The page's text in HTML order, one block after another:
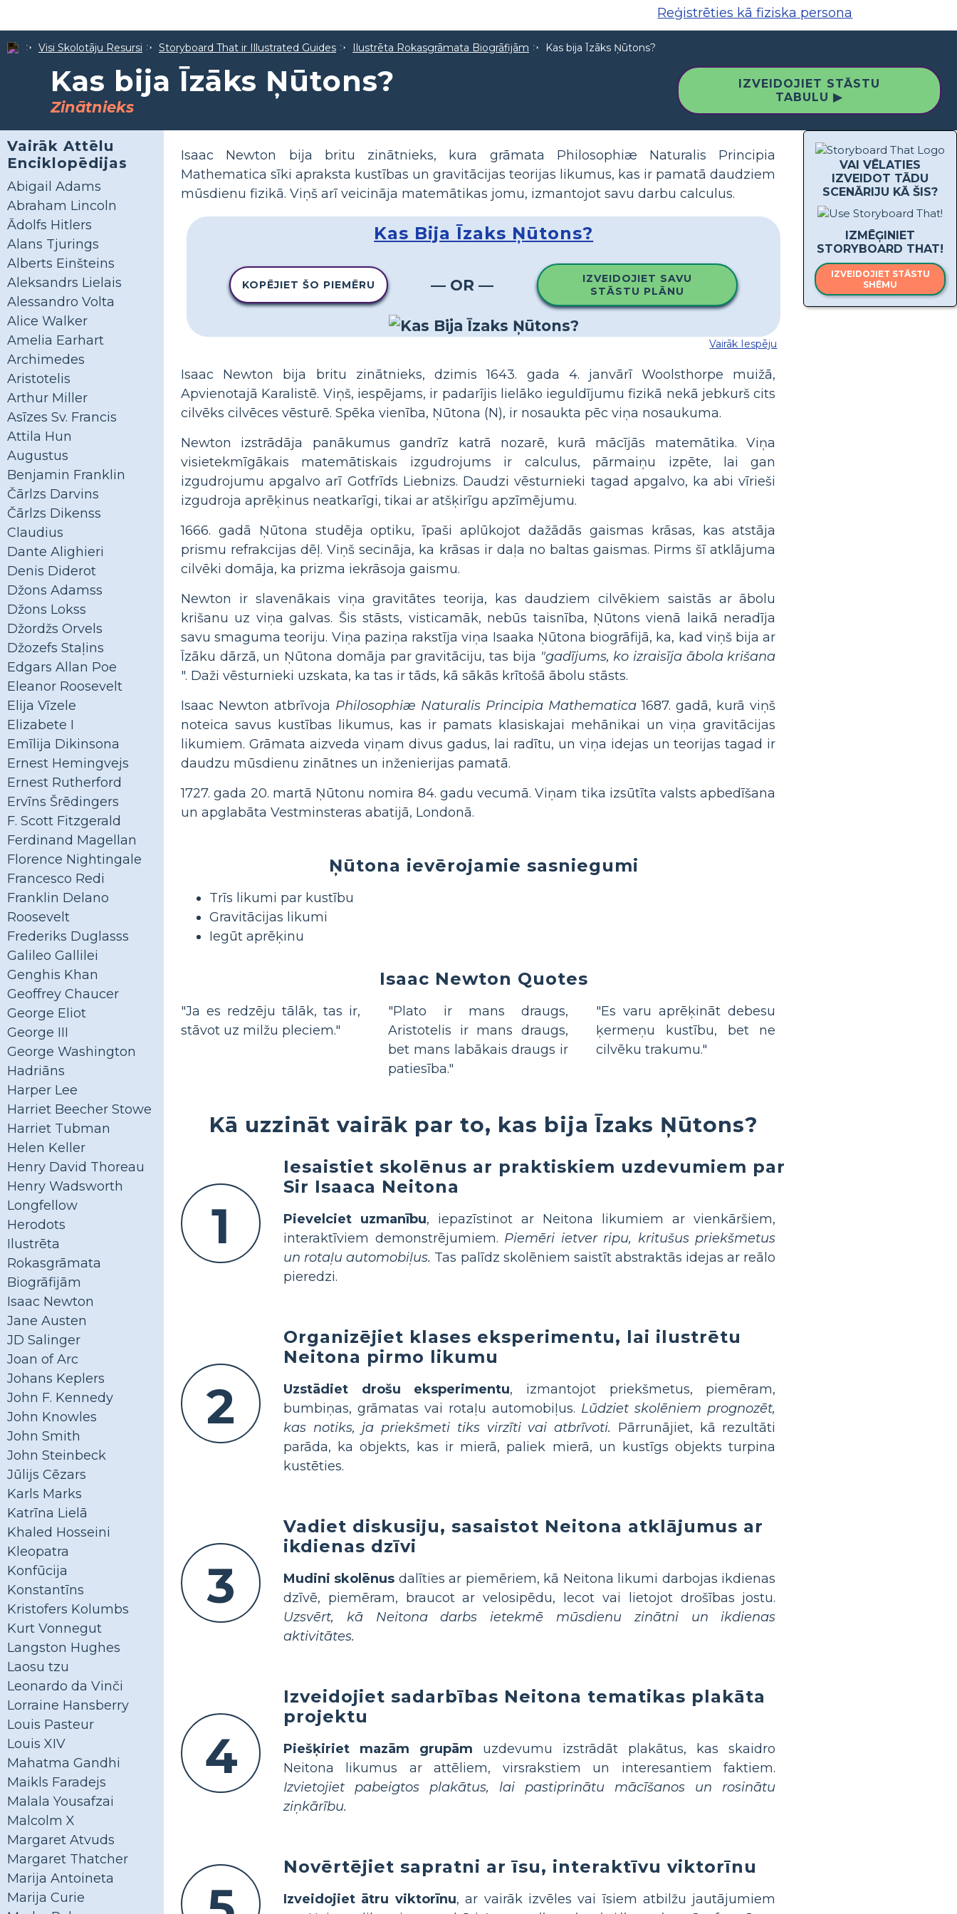
Reģistrēties kā fiziska persona
Visi Skolotāju Resursi Storyboard That ir Illustrated Guides Ilustrēta Rokasgrāmata Biogrāfijām Kas bija Īzāks Ņūtons?
Kas bija Īzāks Ņūtons?
Zinātnieks
IZVEIDOJIET STĀSTU
TABULU ▶
Vairāk Attēlu
Enciklopēdijas
Abigail Adams
Abraham Lincoln
Ādolfs Hitlers
Alans Tjurings
Alberts Einšteins
Aleksandrs Lielais
Alessandro Volta
Alice Walker
Amelia Earhart
Archimedes
Aristotelis
Arthur Miller
Asīzes Sv. Francis
Attila Hun
Augustus
Benjamin Franklin
Čārlzs Darvins
Čārlzs Dikenss
Claudius
Dante Alighieri
Denis Diderot
Džons Adamss
Džons Lokss
Džordžs Orvels
Džozefs Staļins
Edgars Allan Poe
Eleanor Roosevelt
Elija Vīzele
Elizabete I
Emīlija Dikinsona
Ernest Hemingvejs
Ernest Rutherford
Ervīns Šrēdingers
F. Scott Fitzgerald
Ferdinand Magellan
Florence Nightingale
Francesco Redi
Franklin Delano
Roosevelt
Frederiks Duglasss
Galileo Gallilei
Genghis Khan
Geoffrey Chaucer
George Eliot
George III
George Washington
Hadriāns
Harper Lee
Harriet Beecher Stowe
Harriet Tubman
Helen Keller
Henry David Thoreau
Henry Wadsworth
Longfellow
Herodots
Ilustrēta
Rokasgrāmata
Biogrāfijām
Isaac Newton
Jane Austen
JD Salinger
Joan of Arc
Johans Keplers
John F. Kennedy
John Knowles
John Smith
John Steinbeck
Jūlijs Cēzars
Karls Marks
Katrīna Lielā
Khaled Hosseini
Kleopatra
Konfūcija
Konstantīns
Kristofers Kolumbs
Kurt Vonnegut
Langston Hughes
Laosu tzu
Leonardo da Vinči
Lorraine Hansberry
Louis Pasteur
Louis XIV
Mahatma Gandhi
Maikls Faradejs
Malala Yousafzai
Malcolm X
Margaret Atvuds
Margaret Thatcher
Marija Antoineta
Marija Curie
VAI VĒLATIES
IZVEIDOT TĀDU
SCENĀRIJU KĀ ŠIS?
IZMĒĢINIET
STORYBOARD THAT!
IZVEIDOJIET STĀSTU
SHĒMU
Isaac Newton bija britu zinātnieks, kura grāmata Philosophiæ Naturalis Principia
Mathematica sīki apraksta kustības un gravitācijas teorijas likumus, kas ir pamatā daudziem
mūsdienu fizikā. Viņš arī veicināja matemātikas jomu, izmantojot savu darbu calculus.
Kas Bija Īzaks Ņūtons?
KOPĒJIET ŠO PIEMĒRU — OR —
IZVEIDOJIET SAVU
STĀSTU PLĀNU
Vairāk Iespēju
Isaac Newton bija britu zinātnieks, dzimis 1643. gada 4. janvārī Woolsthorpe muižā,
Apvienotajā Karalistē. Viņš, iespējams, ir padarījis lielāko ieguldījumu fizikā nekā jebkurš cits
cilvēks cilvēces vēsturē. Spēka vienība, Ņūtona (N), ir nosaukta pēc viņa nosaukuma.
Newton izstrādāja panākumus gandrīz katrā nozarē, kurā mācījās matemātika. Viņa
visietekmīgākais matemātiskais izgudrojums ir calculus, pārmaiņu izpēte, lai gan
izgudrojumu apgalvo arī Gotfrīds Liebnizs. Daudzi vēsturnieki tagad apgalvo, ka abi vīrieši
izgudroja aprēķinus neatkarīgi, tikai ar atšķirīgu apzīmējumu.
1666. gadā Ņūtona studēja optiku, īpaši aplūkojot dažādās gaismas krāsas, kas atstāja
prismu refrakcijas dēļ. Viņš secināja, ka krāsas ir daļa no baltas gaismas. Pirms šī atklājuma
cilvēki domāja, ka prizma iekrāsoja gaismu.
Newton ir slavenākais viņa gravitātes teorija, kas daudziem cilvēkiem saistās ar ābolu
krišanu uz viņa galvas. Šis stāsts, visticamāk, nebūs taisnība, Ņūtons vienā laikā neradīja
savu smaguma teoriju. Viņa paziņa rakstīja viņa Isaaka Ņūtona biogrāfijā, ka, kad viņš bija ar
Īzāku dārzā, un Ņūtona domāja par gravitāciju, tas bija "gadījums, ko izraisīja ābola krišana
". Daži vēsturnieki uzskata, ka tas ir tāds, kā sākās krītošā ābolu stāsts.
Isaac Newton atbrīvoja Philosophiæ Naturalis Principia Mathematica 1687. gadā, kurā viņš
noteica savus kustības likumus, kas ir pamats klasiskajai mehānikai un viņa gravitācijas
likumiem. Grāmata aizveda viņam divus gadus, lai radītu, un viņa idejas un teorijas tagad ir
daudzu mūsdienu zinātnes un inženierijas pamatā.
1727. gada 20. martā Ņūtonu nomira 84. gadu vecumā. Viņam tika izsūtīta valsts apbedīšana
un apglabāta Vestminsteras abatijā, Londonā.
Ņūtona ievērojamie sasniegumi
Trīs likumi par kustību
Gravitācijas likumi
Iegūt aprēķinu
Isaac Newton Quotes
"Ja es redzēju tālāk, tas ir,
stāvot uz milžu pleciem."
"Plato ir mans draugs,
Aristotelis ir mans draugs,
bet mans labākais draugs ir
patiesība."
"Es varu aprēķināt debesu
ķermeņu kustību, bet ne
cilvēku trakumu."
Kā uzzināt vairāk par to, kas bija Īzaks Ņūtons?
1
Iesaistiet skolēnus ar praktiskiem uzdevumiem par
Sir Isaaca Neitona
Pievelciet uzmanību, iepazīstinot ar Neitona likumiem ar vienkāršiem,
interaktīviem demonstrējumiem. Piemēri ietver ripu, kritušus priekšmetus
un rotaļu automobiļus. Tas palīdz skolēniem saistīt abstraktās idejas ar reālo
pieredzi.
2
Organizējiet klases eksperimentu, lai ilustrētu
Neitona pirmo likumu
Uzstādiet drošu eksperimentu, izmantojot priekšmetus, piemēram,
bumbiņas, grāmatas vai rotaļu automobiļus. Lūdziet skolēniem prognozēt,
kas notiks, ja priekšmeti tiks virzīti vai atbrīvoti. Pārrunājiet, kā rezultāti
parāda, ka objekts, kas ir mierā, paliek mierā, un kustīgs objekts turpina
kustēties.
3
Vadiet diskusiju, sasaistot Neitona atklājumus ar
ikdienas dzīvi
Mudini skolēnus dalīties ar piemēriem, kā Neitona likumi darbojas ikdienas
dzīvē, piemēram, braucot ar velosipēdu, lecot vai lietojot drošības jostu.
Uzsvērt, kā Neitona darbs ietekmē mūsdienu zinātni un ikdienas
aktivitātes.
4
Izveidojiet sadarbības Neitona tematikas plakāta
projektu
Piešķiriet mazām grupām uzdevumu izstrādāt plakātus, kas skaidro
Neitona likumus ar attēliem, virsrakstiem un interesantiem faktiem.
Izvietojiet pabeigtos plakātus, lai pastiprinātu mācīšanos un rosinātu
ziņkārību.
Novērtējiet sapratni ar īsu, interaktīvu viktorīnu
Izveidojiet ātru viktorīnu, ar vairāk izvēles vai īsiem atbilžu jautājumiem